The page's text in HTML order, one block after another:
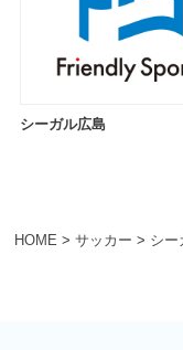
HOME > サッカー > シー
シーガル広島